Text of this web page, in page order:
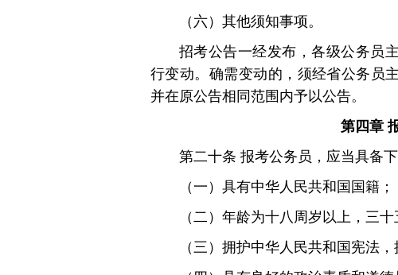
（六）其他须知事项。
招考公告一经发布，各级公务员
行变动。确需变动的，须经省公务员
并在原公告相同范围内予以公告。
第四章
第二十条 报考公务员，应当具备下
（一）具有中华人民共和国国籍；
（二）年龄为十八周岁以上，三十
（三）拥护中华人民共和国宪法